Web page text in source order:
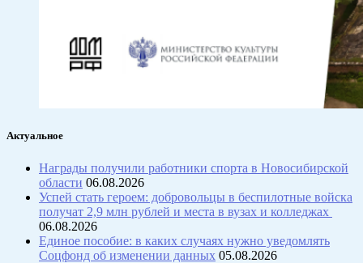
Актуальное
Награды получили работники спорта в Новосибирской
области 06.08.2026
Успей стать героем: добровольцы в беспилотные войска
получат 2,9 млн рублей и места в вузах и колледжах
06.08.2026
Единое пособие: в каких случаях нужно уведомлять
Соцфонд об изменении данных 05.08.2026